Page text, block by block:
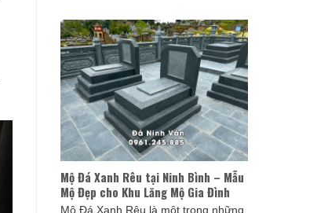
Mộ Đá Xanh Rêu tại Ninh Bình – Mẫu
Mộ Đẹp cho Khu Lăng Mộ Gia Đình
Mộ Đá Xanh Rêu là một trong những